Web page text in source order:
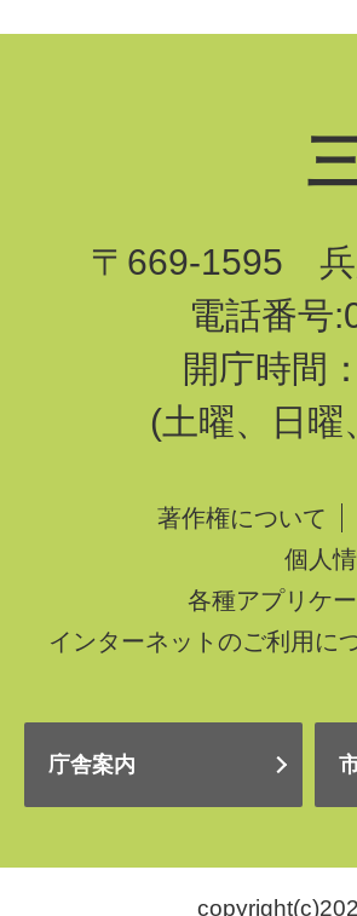
〒669-1595 兵
電話番号
開庁時間
(土曜、日
著作権について
個人
各種アプリケ
インターネットのご利用に
庁舎案内